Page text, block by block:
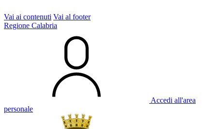
Vai ai contenuti Vai al footer
Regione Calabria
Accedi all'area
personale